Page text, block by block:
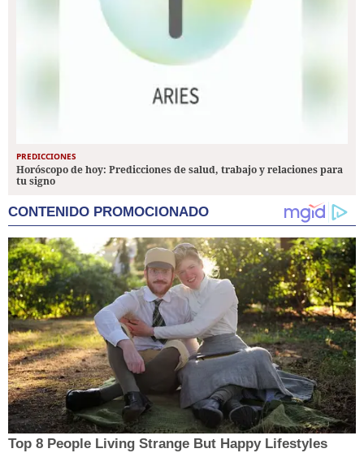
PREDICCIONES
Horóscopo de hoy: Predicciones de salud, trabajo y relaciones para
tu signo
CONTENIDO PROMOCIONADO
Top 8 People Living Strange But Happy Lifestyles